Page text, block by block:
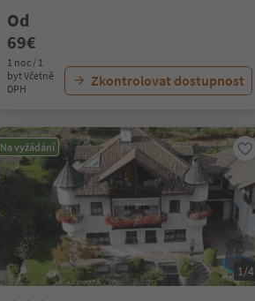
Od
69€
1 noc / 1
byt Včetně
DPH
Zkontrolovat dostupnost
Na vyžádání
1/4